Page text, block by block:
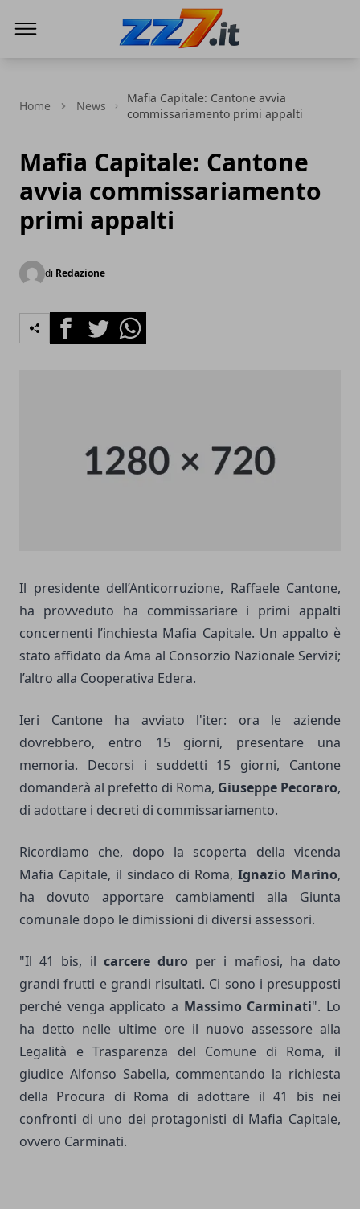
Home News
Mafia Capitale: Cantone avvia
commissariamento primi appalti
Mafia Capitale: Cantone
avvia commissariamento
primi appalti
di Redazione
FacebookTwitterWhatsapp
Il presidente dell’Anticorruzione, Raffaele Cantone,
ha provveduto ha commissariare i primi appalti
concernenti l’inchiesta Mafia Capitale. Un appalto è
stato affidato da Ama al Consorzio Nazionale Servizi;
l’altro alla Cooperativa Edera.
Ieri Cantone ha avviato l'iter: ora le aziende
dovrebbero, entro 15 giorni, presentare una
memoria. Decorsi i suddetti 15 giorni, Cantone
domanderà al prefetto di Roma, Giuseppe Pecoraro,
di adottare i decreti di commissariamento.
Ricordiamo che, dopo la scoperta della vicenda
Mafia Capitale, il sindaco di Roma,Ignazio Marino,
ha dovuto apportare cambiamenti alla Giunta
comunale dopo le dimissioni di diversi assessori.
"Il 41 bis, il carcere duro per i mafiosi, ha dato
grandi frutti e grandi risultati. Ci sono i presupposti
perché venga applicato a Massimo Carminati". Lo
ha detto nelle ultime ore il nuovo assessore alla
Legalità e Trasparenza del Comune di Roma, il
giudice Alfonso Sabella, commentando la richiesta
della Procura di Roma di adottare il 41 bis nei
confronti di uno dei protagonisti di Mafia Capitale,
ovvero Carminati.